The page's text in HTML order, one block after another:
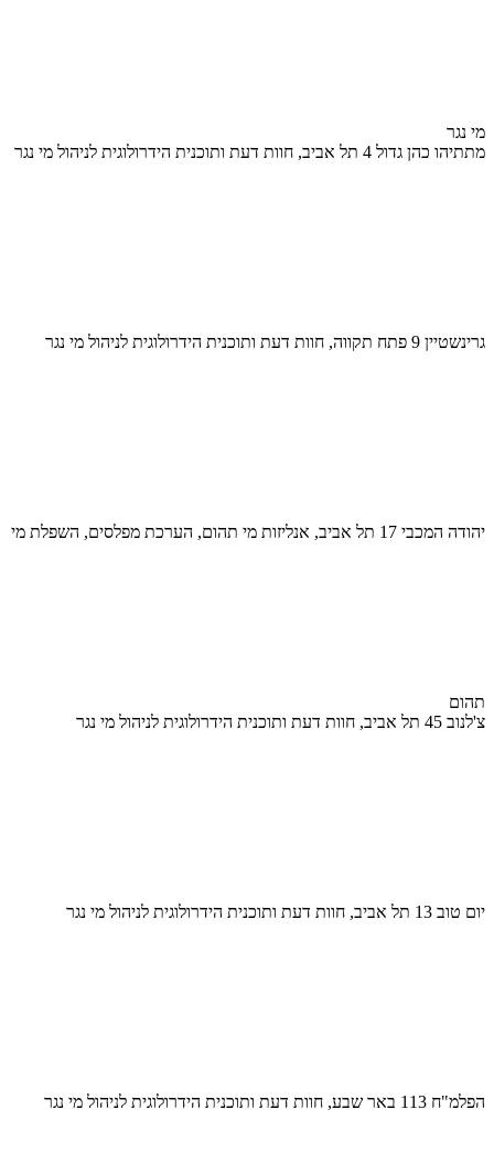
מי נגר
מתתיהו כהן גדול 4 תל אביב, חוות דעת ותוכנית הידרולוגית לניהול מי נגר
גרינשטיין 9 פתח תקווה, חוות דעת ותוכנית הידרולוגית לניהול מי נגר
יהודה המכבי 17 תל אביב, אנליזות מי תהום, הערכת מפלסים, השפלת מי
תהום
צ'לנוב 45 תל אביב, חוות דעת ותוכנית הידרולוגית לניהול מי נגר
יום טוב 13 תל אביב, חוות דעת ותוכנית הידרולוגית לניהול מי נגר
הפלמ"ח 113 באר שבע, חוות דעת ותוכנית הידרולוגית לניהול מי נגר